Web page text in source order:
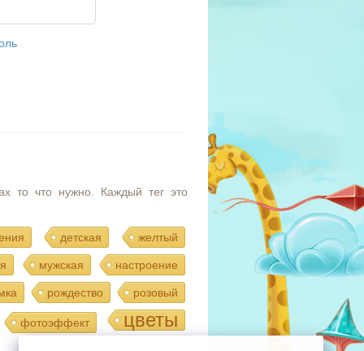
то что нужно. Каждый тег это
детская желтый
мужская настроение
рождество розовый
фотоэффект цветы